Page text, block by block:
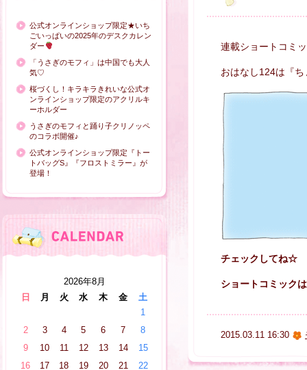
公式オンラインショップ限定★いち
ごいっぱいの2025年のデスクカレン
ダー
「うさぎのモフィ」は中国でも大人
気♡
桜づくし！キラキラきれいな公式オ
ンラインショップ限定のアクリルキ
ーホルダー
うさぎのモフィと踊り子クリノッペ
のコラボ開催♪
公式オンラインショップ限定『トー
トバッグS』『フロストミラー』が
登場！
2026年8月
日
月 火 水 木 金
土
1
2
3 4 5 6 7
8
9
10 11 12 13 14
15
16
17 18 19 20 21
22
連載ショートコミ
おはなし124は『
チェックしてね☆
ショートコミッ
2015.03.11 16:30